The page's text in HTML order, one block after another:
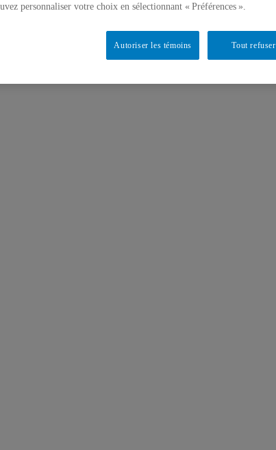
personnaliser votre choix en sélectionnant « Préférences ».
Tout refuser
Autoriser les témoins